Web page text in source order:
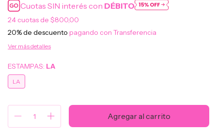
Cuotas SIN interés con DÉBITO
24 cuotas de $800,00
20% de descuento pagando con Transferencia
Ver más detalles
ESTAMPAS: LA
LA